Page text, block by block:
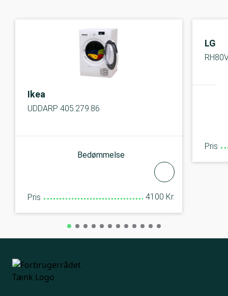
Ikea
UDDARP 405.279.86
Bedømmelse
Pris 4100 Kr.
LG
Pris